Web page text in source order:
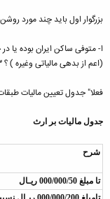
بزرگوار اول باید چند مورد
(اعم از بدهی مالیاتی وغیره ) ؟ 3- وصیت نامه دارد یا نه ؟
فعلا" جدول تعیین مالیات
جدول ماليات بر ارث
شرح
تا مبلغ 000/000/50 ريـال